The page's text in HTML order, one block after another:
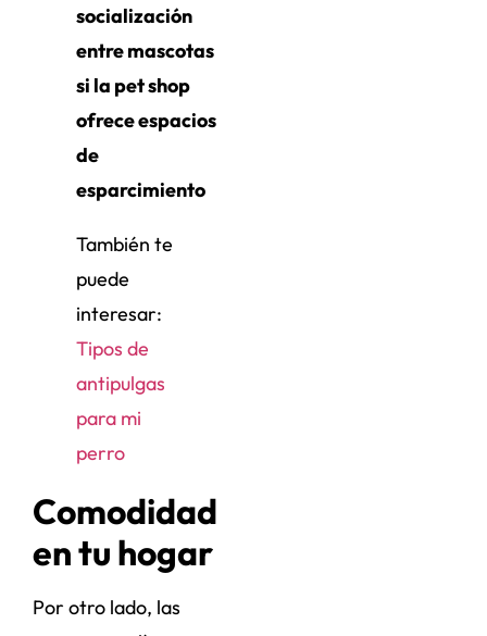
socialización
entre mascotas
si la pet shop
ofrece espacios
de
esparcimiento
También te
puede
interesar:
Tipos de
antipulgas
para mi
perro
Comodidad
en tu hogar
Por otro lado, las